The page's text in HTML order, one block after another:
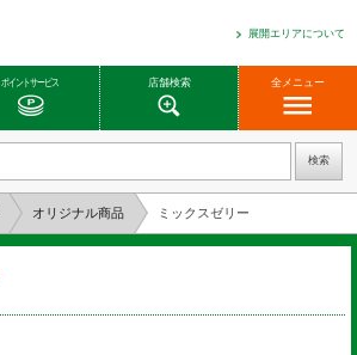
展開エリアについて
ポイントサービス 店舗検索 全メニュー
オリジナル商品 ミックスゼリー